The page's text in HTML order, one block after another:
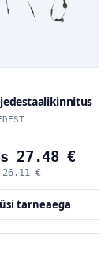
27.48 €
26.11 €
tarneaega